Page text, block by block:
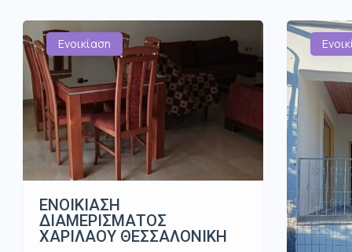
Ενοικίαση
ΕΝΟΙΚΙΑΣΗ
ΔΙΑΜΕΡΙΣΜΑΤΟΣ
ΧΑΡΙΛΑΟΥ ΘΕΣΣΑΛΟΝΙΚΗ